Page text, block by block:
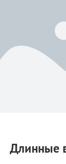
Длинные